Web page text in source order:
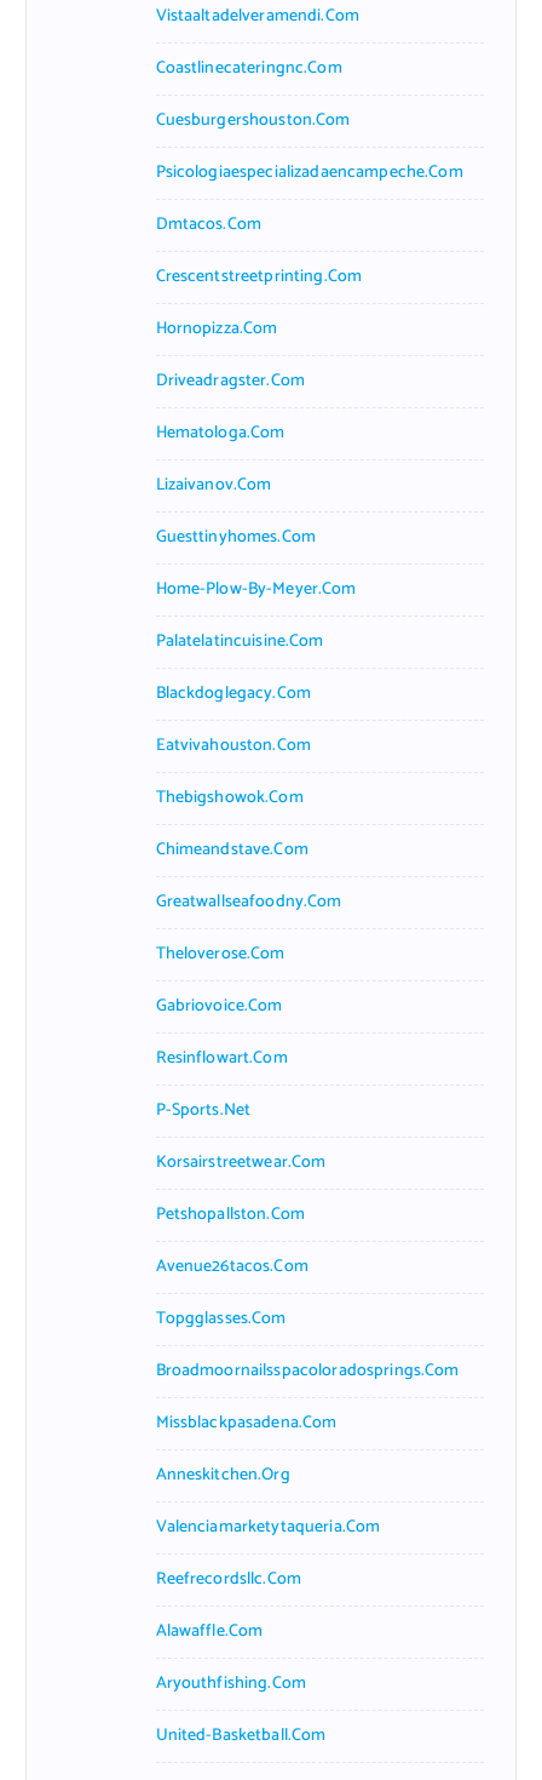
Vistaaltadelveramendi.com
Coastlinecateringnc.com
Cuesburgershouston.com
Psicologiaespecializadaencampeche.com
Dmtacos.com
Crescentstreetprinting.com
Hornopizza.com
Driveadragster.com
Hematologa.com
Lizaivanov.com
Guesttinyhomes.com
Home-Plow-By-Meyer.com
Palatelatincuisine.com
Blackdoglegacy.com
Eatvivahouston.com
Thebigshowok.com
Chimeandstave.com
Greatwallseafoodny.com
Theloverose.com
Gabriovoice.com
Resinflowart.com
P-Sports.net
Korsairstreetwear.com
Petshopallston.com
Avenue26tacos.com
Topgglasses.com
Broadmoornailsspacoloradosprings.com
Missblackpasadena.com
Anneskitchen.org
Valenciamarketytaqueria.com
Reefrecordsllc.com
Alawaffle.com
Aryouthfishing.com
United-Basketball.com